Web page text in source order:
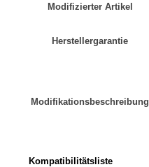
Modifizierter Artikel
Herstellergarantie
Modifikationsbeschreibung
Kompatibilitätsliste